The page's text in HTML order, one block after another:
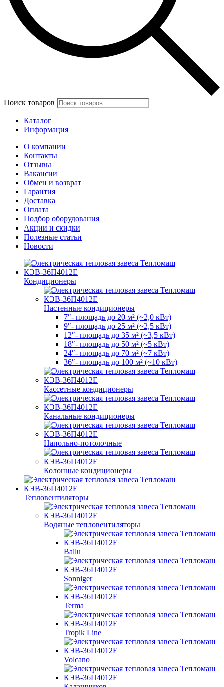
Поиск товаров
Каталог
Информация
О компании
Контакты
Отзывы
Вакансии
Обмен и возврат
Гарантия
Доставка
Оплата
Подбор оборудования
Акции и скидки
Полезные статьи
Новости
Кондиционеры
Настенные кондиционеры
7″- площадь до 20 м² (~2,0 кВт)
9″- площадь до 25 м² (~2,5 кВт)
12″- площадь до 35 м² (~3,5 кВт)
18″- площадь до 50 м² (~5 кВт)
24″- площадь до 70 м² (~7 кВт)
36″- площадь до 100 м² (~10 кВт)
Кассетные кондиционеры
Канальные кондиционеры
Напольно-потолочные
Колонные кондиционеры
Тепловентиляторы
Водяные тепловентиляторы
Ballu
Sonniger
Terma
Tropik Line
Volcano